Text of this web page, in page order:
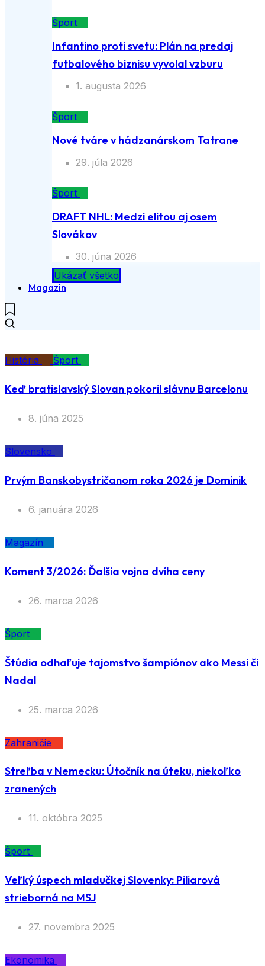
Šport
Infantino proti svetu: Plán na predaj
futbalového biznisu vyvolal vzburu
1. augusta 2026
Šport
Nové tváre v hádzanárskom Tatrane
29. júla 2026
Šport
DRAFT NHL: Medzi elitou aj osem
Slovákov
30. júna 2026
Ukázať všetko
Magazín
História Šport
Keď bratislavský Slovan pokoril slávnu Barcelonu
8. júna 2025
Slovensko
Prvým Banskobystričanom roka 2026 je Dominik
6. januára 2026
Magazín
Koment 3/2026: Ďalšia vojna dvíha ceny
26. marca 2026
Šport
Štúdia odhaľuje tajomstvo šampiónov ako Messi či
Nadal
25. marca 2026
Zahraničie
Streľba v Nemecku: Útočník na úteku, niekoľko
zranených
11. októbra 2025
Šport
Veľký úspech mladučkej Slovenky: Piliarová
strieborná na MSJ
27. novembra 2025
Ekonomika